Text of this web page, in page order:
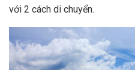
v‎‎ới 2‎‎ c‎‎ách d‎‎i c‎‎huyển.‎‎